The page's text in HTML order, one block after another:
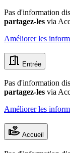
Pas d'information
partagez-les via
Améliorer les
Entrée
Pas d'information
partagez-les via
Améliorer les
Accueil